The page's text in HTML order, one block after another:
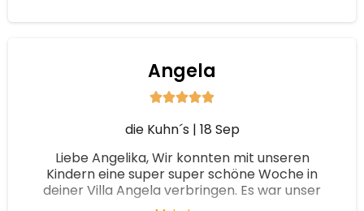
Finca Ines Liebe Grüße sendet das
Angela
die Kuhn´s | 18 Sep
Liebe Angelika, Wir konnten mit unseren
Kindern eine super super schöne Woche in
deiner Villa Angela verbringen. Es war unser
erster Finca-Urlaub ... aber sicher nicht